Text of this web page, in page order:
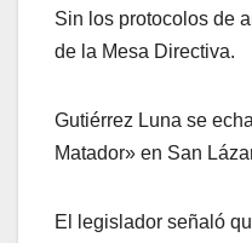
Sin los protocolos de
de la Mesa Directiva.
Gutiérrez Luna se
Matador» en San
El legislador señaló